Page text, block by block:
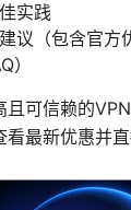
实践
议（包含官方
）
可信赖的
最新优惠并